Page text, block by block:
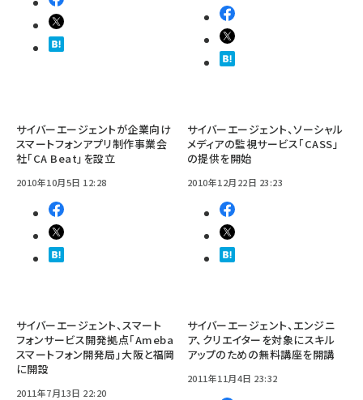
サイバーエージェントが企業向け
スマートフォンアプリ制作事業会
社「CA Beat」を設立
2010年10月5日 12:28
サイバーエージェント、ソーシャル
メディアの監視サービス「CASS」
の提供を開始
2010年12月22日 23:23
サイバーエージェント、スマート
フォンサービス開発拠点「Ameba
スマートフォン開発局」大阪と福岡
に開設
2011年7月13日 22:20
サイバーエージェント、エンジニ
ア、クリエイターを対象にスキル
アップのための無料講座を開講
2011年11月4日 23:32